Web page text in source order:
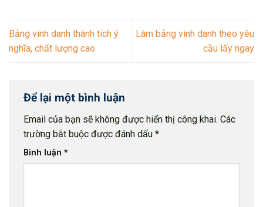
Bảng vinh danh thành tích ý
nghĩa, chất lượng cao
Làm bảng vinh danh theo yêu
cầu lấy ngay
Để lại một bình luận
Email của bạn sẽ không được hiển thị công khai. Các
trường bắt buộc được đánh dấu *
Bình luận *